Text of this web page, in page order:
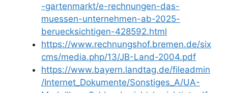
-gartenmarkt/e-rechnungen-das-
muessen-unternehmen-ab-2025-
beruecksichtigen-428592.html
https://www.rechnungshof.bremen.de/six
cms/media.php/13/JB-Land-2004.pdf
https://www.bayern.landtag.de/fileadmin
/Internet_Dokumente/Sonstiges_A/UA-